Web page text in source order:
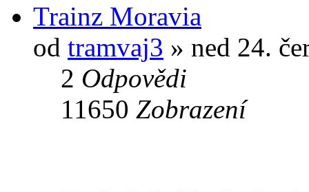
Trainz Moravia
od tramvaj3 » ned 24.
2 Odpovědi
11650 Zobrazení